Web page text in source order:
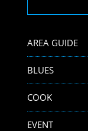
AREA GUIDE
BLUES
COOK
EVENT